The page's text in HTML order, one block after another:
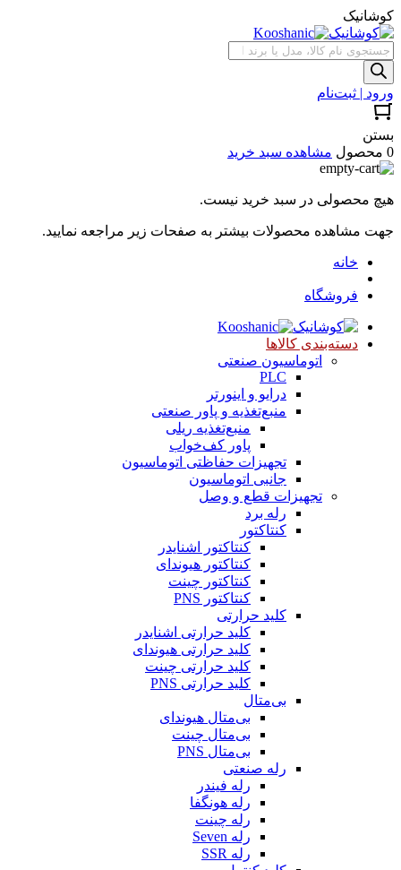
کوشانیک
جستجوی
محصولات
ورود | ثبت‌نام
بستن
0 محصول
مشاهده سبد خرید
هیچ محصولی در سبد خرید نیست.
جهت مشاهده محصولات بیشتر به صفحات زیر مراجعه نمایید.
خانه
فروشگاه
دسته‌بندی کالاها
اتوماسیون صنعتی
PLC
درایو و اینورتر
منبع‌تغذیه و پاور صنعتی
منبع‌تغذیه ریلی
پاور کف‌خواب
تجهیزات حفاظتی اتوماسیون
جانبی اتوماسیون
تجهیزات قطع و وصل
رله برد
کنتاکتور
کنتاکتور اشنایدر
کنتاکتور هیوندای
کنتاکتور چینت
کنتاکتور PNS
کلید حرارتی
کلید حرارتی اشنایدر
کلید حرارتی هیوندای
کلید حرارتی چینت
کلید حرارتی PNS
بی‌متال
بی‌متال هیوندای
بی‌متال چینت
بی‌متال PNS
رله صنعتی
رله فیندر
رله هونگفا
رله چینت
رله Seven
رله SSR